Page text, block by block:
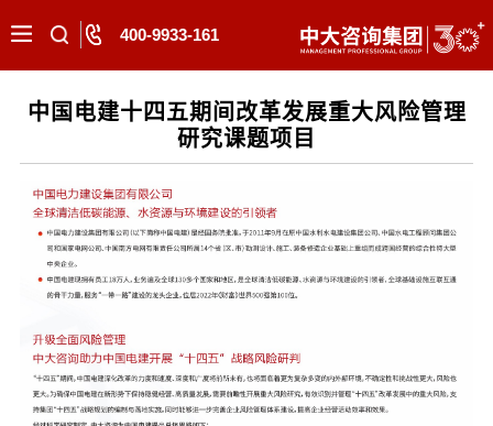
400-9933-161
中国电建十四五期间改革发展重大风险管理
研究课题项目